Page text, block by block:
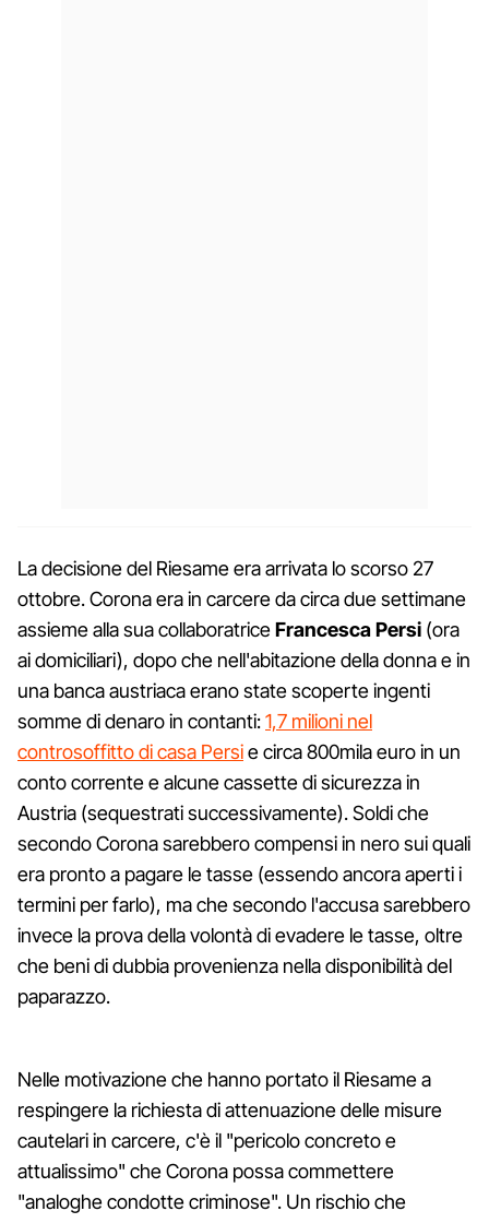
La decisione del Riesame era arrivata lo scorso 27
ottobre. Corona era in carcere da circa due settimane
assieme alla sua collaboratriceFrancesca Persi (ora
ai domiciliari), dopo che nell'abitazione della donna e in
una banca austriaca erano state scoperte ingenti
somme di denaro in contanti:1,7 milioni nel
controsoffitto di casa Persie circa 800mila euro in un
conto corrente e alcune cassette di sicurezza in
Austria (sequestrati successivamente). Soldi che
secondo Corona sarebbero compensi in nero sui quali
era pronto a pagare le tasse (essendo ancora aperti i
termini per farlo), ma che secondo l'accusa sarebbero
invece la prova della volontà di evadere le tasse, oltre
che beni di dubbia provenienza nella disponibilità del
paparazzo.
Nelle motivazione che hanno portato il Riesame a
respingere la richiesta di attenuazione delle misure
cautelari in carcere, c'è il "pericolo concreto e
attualissimo" che Corona possa commettere
"analoghe condotte criminose". Un rischio che